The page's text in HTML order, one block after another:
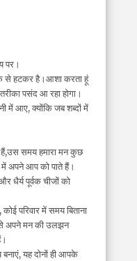
पर।
से हटकर है।आशा करता हूं
पसंद आ रहा होगा।
में आए, क्योंकि जब शब्दों में
समय हमारा मन कुछ
में अपने आप को पाते हैं।
धैर्य पूर्वक चीजों को
परिवार में समय बिताना
अपने मन की उलझन
यह दोनों ही आपके